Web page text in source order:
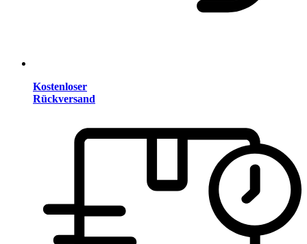
Kostenloser
Rückversand